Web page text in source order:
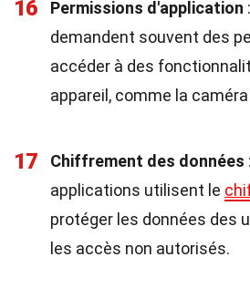
16 Permissions d'application
demandent souvent des
accéder à des
appareil, comme la
17 Chiffrement des données
applications utilisent le
protéger les données des
les accès non autorisés.